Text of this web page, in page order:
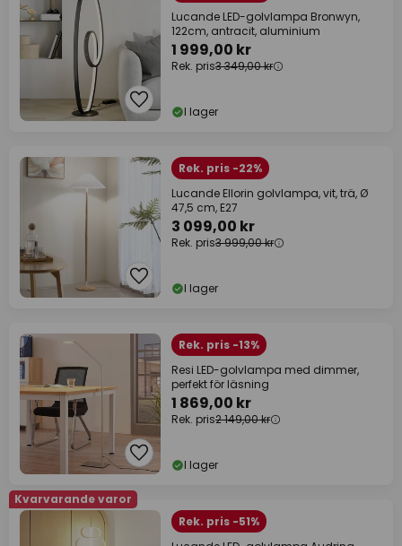
Lucande LED-golvlampa Bronwyn,
122cm, antracit, aluminium
1 999,00 kr
Rek. pris3 349,00 kr
I lager
Rek. pris -22%
Lucande Ellorin golvlampa, vit, trä, Ø
47,5 cm, E27
3 099,00 kr
Rek. pris3 999,00 kr
I lager
Rek. pris -13%
Resi LED-golvlampa med dimmer,
perfekt för läsning
1 869,00 kr
Rek. pris2 149,00 kr
I lager
Kvarvarande varor
Rek. pris -51%